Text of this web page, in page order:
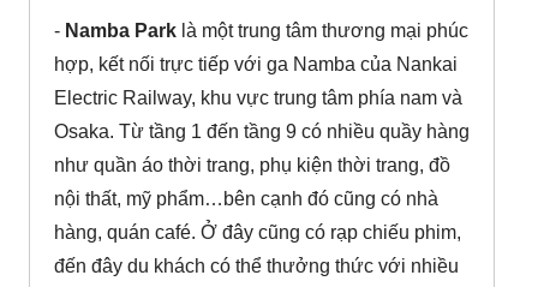
- Namba Park là một trung tâm thương mại phúc
hợp, kết nối trực tiếp với ga Namba của Nankai
Electric Railway, khu vực trung tâm phía nam và
Osaka. Từ tầng 1 đến tầng 9 có nhiều quầy hàng
như quần áo thời trang, phụ kiện thời trang, đồ
nội thất, mỹ phẩm…bên cạnh đó cũng có nhà
hàng, quán café. Ở đây cũng có rạp chiếu phim,
đến đây du khách có thể thưởng thức với nhiều